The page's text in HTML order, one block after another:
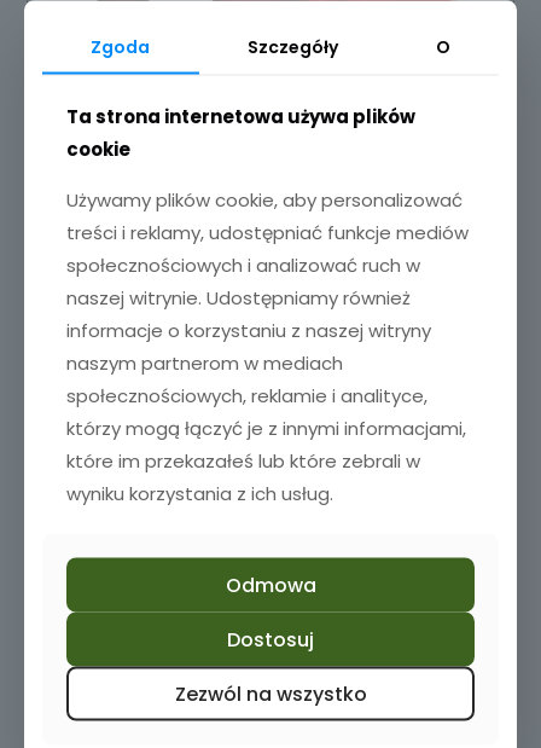
Kieliszki do wina z grawerem 2 szt.
69,00zł
Dodaj do koszyka
Zgoda Szczegóły O
Ta strona internetowa używa plików
cookie
Używamy plików cookie, aby personalizować
treści i reklamy, udostępniać funkcje mediów
społecznościowych i analizować ruch w
naszej witrynie. Udostępniamy również
informacje o korzystaniu z naszej witryny
naszym partnerom w mediach
społecznościowych, reklamie i analityce,
którzy mogą łączyć je z innymi informacjami,
które im przekazałeś lub które zebrali w
wyniku korzystania z ich usług.
Odmowa
Dostosuj
Zezwól na wszystko